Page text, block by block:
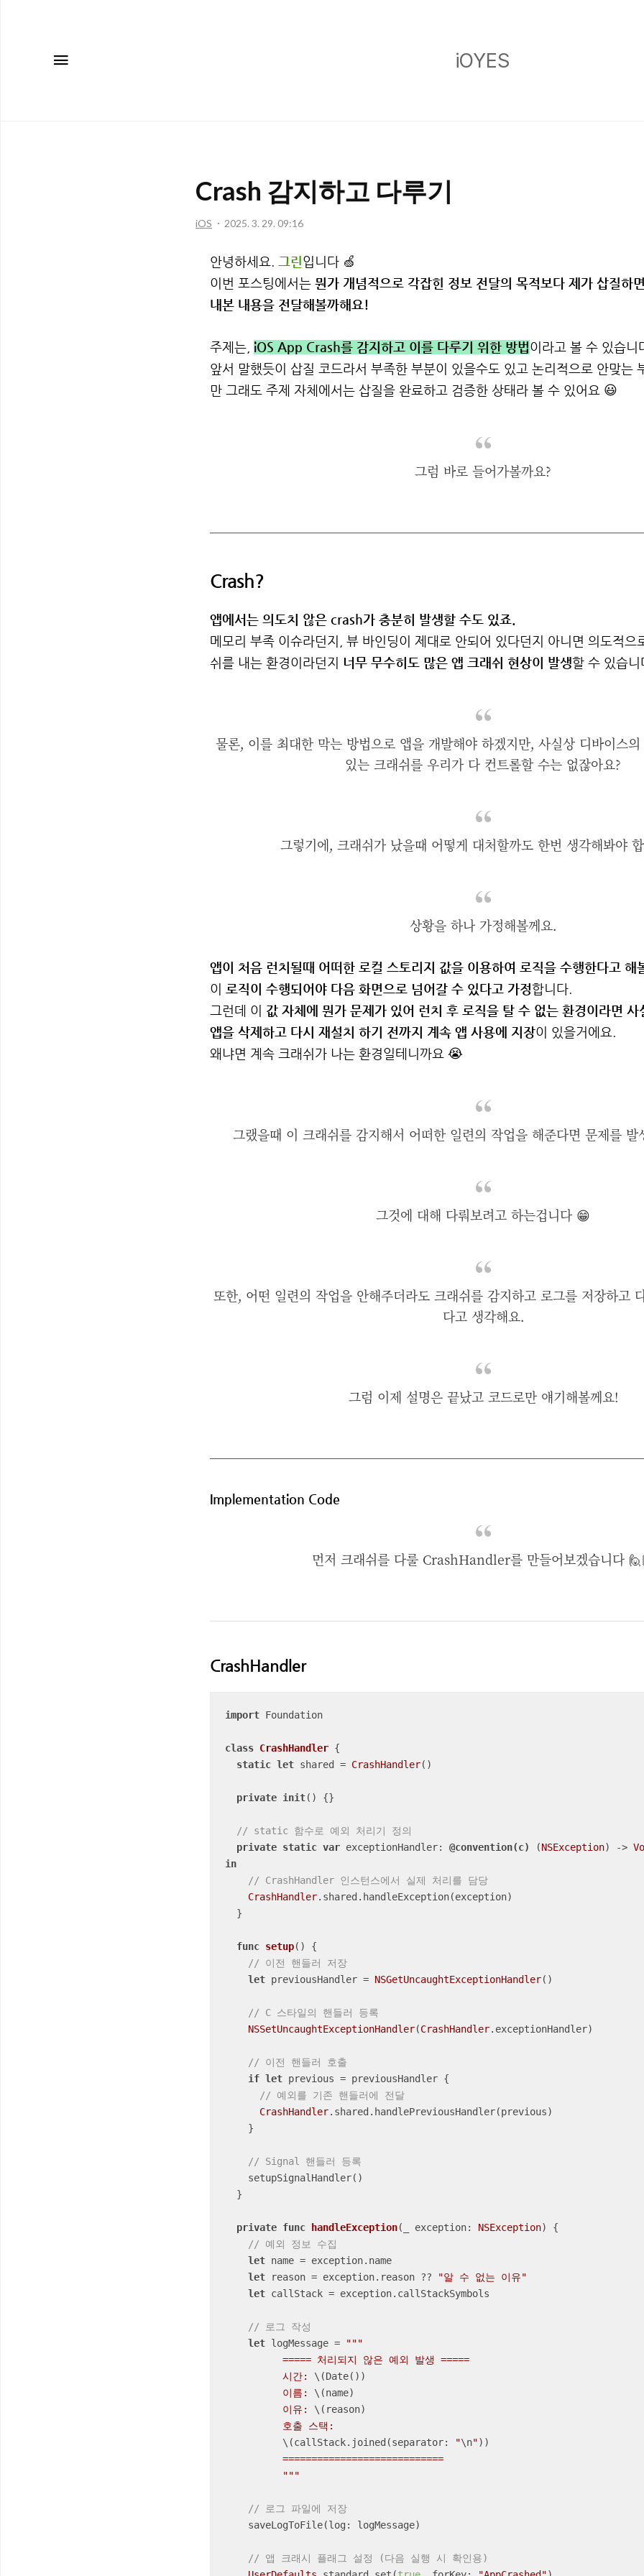
iOYES
Crash 감지하고 다루기
iOS 2025. 3. 29. 09:16
안녕하세요. 그린입니다 🍏
이번 포스팅에서는 뭔가 개념적으로 각잡힌 정보 전달의 목적보다 제가 삽질하
내본 내용을 전달해볼까해요!
주제는, iOS App Crash를 감지하고 이를 다루기 위한 방법이라고 볼 수 있습니
앞서 말했듯이 삽질 코드라서 부족한 부분이 있을수도 있고 논리적으로 안맞는
만 그래도 주제 자체에서는 삽질을 완료하고 검증한 상태라 볼 수 있어요 😃
그럼 바로 들어가볼까요?
Crash?
앱에서는 의도치 않은 crash가 충분히 발생할 수도 있죠.
메모리 부족 이슈라던지, 뷰 바인딩이 제대로 안되어 있다던지 아니면 의도적
쉬를 내는 환경이라던지 너무 무수히도 많은 앱 크래쉬 현상이 발생할 수 있습니
물론, 이를 최대한 막는 방법으로 앱을 개발해야 하겠지만, 사실상 디바이스
있는 크래쉬를 우리가 다 컨트롤할 수는 없잖아요?
그렇기에, 크래쉬가 났을때 어떻게 대처할까도 한번 생각해봐야
상황을 하나 가정해볼께요.
앱이 처음 런치될때 어떠한 로컬 스토리지 값을 이용하여 로직을 수행한다고 해
이 로직이 수행되어야 다음 화면으로 넘어갈 수 있다고 가정합니다.
그런데 이 값 자체에 뭔가 문제가 있어 런치 후 로직을 탈 수 없는 환경이라면 사
앱을 삭제하고 다시 재설치 하기 전까지 계속 앱 사용에 지장이 있을거에요.
왜냐면 계속 크래쉬가 나는 환경일테니까요 😭
그랬을때 이 크래쉬를 감지해서 어떠한 일련의 작업을 해준다면 문제를 발
그것에 대해 다뤄보려고 하는겁니다 😁
또한, 어떤 일련의 작업을 안해주더라도 크래쉬를 감지하고 로그를 저장하고
다고 생각해요.
그럼 이제 설명은 끝났고 코드로만 얘기해볼께요!
Implementation Code
먼저 크래쉬를 다룰 CrashHandler를 만들어보겠습니다
CrashHandler
import Foundation
class CrashHandler {
static let shared = CrashHandler()
private init() {}
// static 함수로 예외 처리기 정의
private static var exceptionHandler: @convention(c) (NSException) ->
in
// CrashHandler 인스턴스에서 실제 처리를 담당
CrashHandler.shared.handleException(exception)
func setup()
{
// 이전 핸들러 저장
let previousHandler = NSGetUncaughtExceptionHandler()
// C 스타일의 핸들러 등록
NSSetUncaughtExceptionHandler(CrashHandler.exceptionHandler)
// 이전 핸들러 호출
if let previous = previousHandler {
// 예외를 기존 핸들러에 전달
CrashHandler.shared.handlePreviousHandler(previous)
// Signal 핸들러 등록
private func handleException( exception: NSException)
{
// 예외 정보 수집
let name = exception.name
let reason = exception.reason ??
"알 수 없는 이유"
let callStack = exception.callStackSymbols
// 로그 작성
let logMessage =
"""
          시간:
\(Date())
          이름:
\(name)
          이유:
\(reason)
\(callStack.joined(separator:
"\n"))
          """
// 로그 파일에 저장
// 앱 크래시 플래그 설정 (다음 실행 시 확인용)